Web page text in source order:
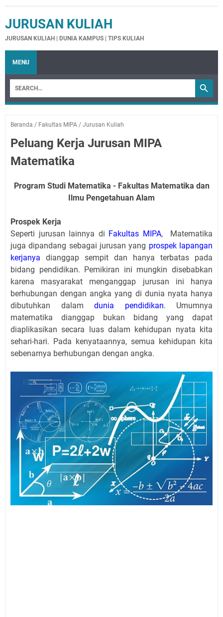
JURUSAN KULIAH
JURUSAN KULIAH | DUNIA KAMPUS | TIPS KULIAH
MENU
Beranda / Fakultas MIPA / Jurusan Kuliah
Peluang Kerja Jurusan MIPA
Matematika
Program Studi Matematika - Fakultas Matematika dan
Ilmu Pengetahuan Alam
Prospek Kerja
Seperti jurusan lainnya di Fakultas MIPA, Matematika
juga dipandang sebagai jurusan yang prospek lapangan
kerjanya
dianggap sempit dan hanya terbatas pada
bidang pendidikan. Pemikiran ini mungkin disebabkan
karena masyarakat menganggap jurusan ini hanya
berhubungan dengan angka yang di dunia nyata hanya
dibutuhkan dalam dunia pendidikan. Umumnya
matematika dianggap bukan bidang yang dapat
diaplikasikan secara luas dalam kehidupan nyata kita
sehari-hari. Pada kenyataannya, semua kehidupan kita
sebenarnya berhubungan dengan angka.